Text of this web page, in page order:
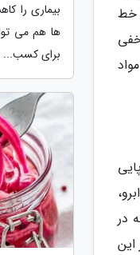
خط
در
بیماری را
ها هم می
برای کسب...